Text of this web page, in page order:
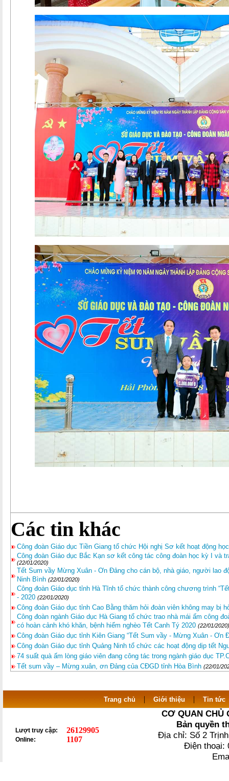
Các tin khác
Công đoàn Giáo dục Tiền Giang tổ chức Hội nghị Sơ kết hoạt động
Công đoàn Giáo dục Bắc Kạn sơ kết công tác công đoàn học kỳ I và
(22/01/2020)
Tết Sum vầy Mừng Xuân - Ơn Đảng cho cán bộ, nhà giáo, người lao
Ninh Bình (22/01/2020)
Công đoàn Giáo dục tỉnh Hà Tĩnh tổ chức thành công chương trình
- 2020 (22/01/2020)
Công đoàn Giáo dục tỉnh Cao Bằng thăm hỏi đoàn viên không may bị
Công đoàn ngành Giáo dục Hà Giang tổ chức trao nhà mái ấm công
có hoàn cảnh khó khăn, bệnh hiểm nghèo Tết Canh Tý 2020 (22/01/2020)
Công đoàn Giáo dục tỉnh Kiên Giang “Tết Sum vầy - Mừng Xuân - Ơn
Công đoàn Giáo dục tỉnh Quảng Ninh tổ chức các hoạt động dịp tết
74 suất quà ấm lòng giáo viên đang công tác trong ngành giáo dục
Tết sum vầy – Mừng xuân, ơn Đảng của CĐGD tỉnh Hòa Bình (22/01/
Trang chủ | Giới thiệu | Tin tức
Lượt truy cập: 26129905
Online: 1107
CƠ QUAN CHỦ
Bản quyền
Địa chỉ: Số 2
Điện